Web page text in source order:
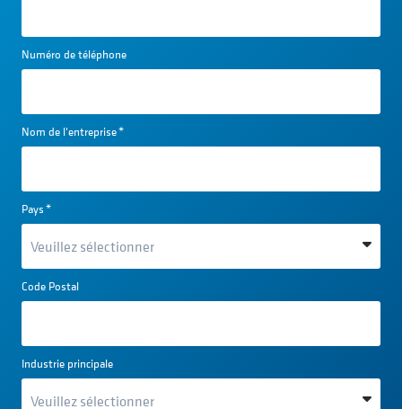
Numéro de téléphone
Nom de l'entreprise*
Pays*
Code Postal
Industrie principale